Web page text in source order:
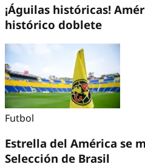
¡Águilas históricas!
histórico doblete
Futbol
Estrella del América se
Selección de Brasil